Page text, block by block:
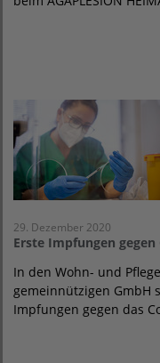
29. Dezember 2020
Erste Impfungen
In den Wohn- und
gemeinnützigen GmbH
Impfungen gegen das